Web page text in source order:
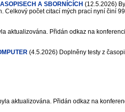
A SBORNÍCÍCH (12.5.2026)
Celkový počet citací mých prací nyní činí
aktualizována. Přidán odkaz na
(4.5.2026) Doplněny testy z
aktualizována. Přidán odkaz na